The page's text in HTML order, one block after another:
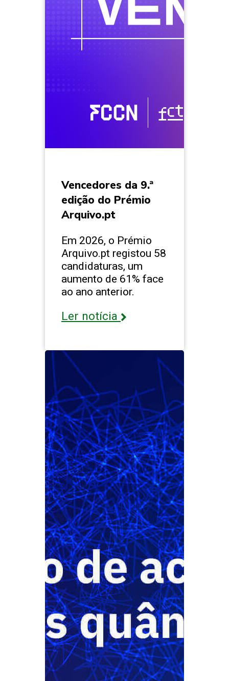
Vencedores da 9.ª
edição do Prémio
Arquivo.pt
Em 2026, o Prémio
Arquivo.pt registou 58
candidaturas, um
aumento de 61% face
ao ano anterior.
Ler notícia